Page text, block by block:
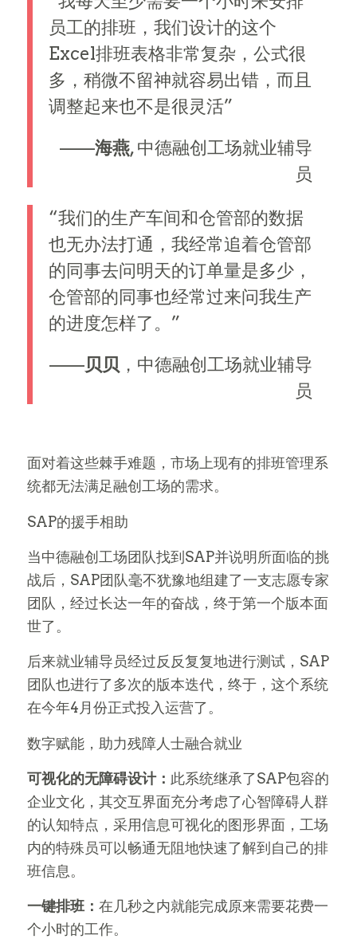
员工的排班，我们设计的这个
Excel排班表格非常复杂，公式很
多，稍微不留神就容易出错，而且
调整起来也不是很灵活”
——海燕, 中德融创工场就业辅导
员
“我们的生产车间和仓管部的数据
也无办法打通，我经常追着仓管部
的同事去问明天的订单量是多少，
仓管部的同事也经常过来问我生产
的进度怎样了。”
——贝贝 ，中德融创工场就业辅导
员
面对着这些棘手难题，市场上现有的排班管理系
统都无法满足融创工场的需求。
SAP的援手相助
当中德融创工场团队找到SAP并说明所面临的挑
战后，SAP团队毫不犹豫地组建了一支志愿专家
团队，经过长达一年的奋战，终于第一个版本面
世了。
后来就业辅导员经过反反复复地进行测试，SAP
团队也进行了多次的版本迭代，终于，这个系统
在今年4月份正式投入运营了。
数字赋能，助力残障人士融合就业
可视化的无障碍设计： 此系统继承了SAP包容的
企业文化，其交互界面充分考虑了心智障碍人群
的认知特点，采用信息可视化的图形界面，工场
内的特殊员可以畅通无阻地快速了解到自己的排
班信息。
一键排班： 在几秒之内就能完成原来需要花费一
个小时的工作。